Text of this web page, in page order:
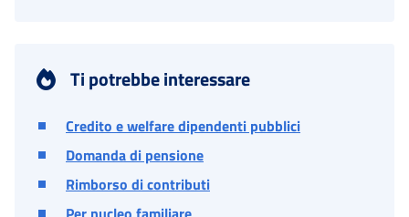
Ti potrebbe interessare
Credito e welfare dipendenti pubblici
Domanda di pensione
Rimborso di contributi